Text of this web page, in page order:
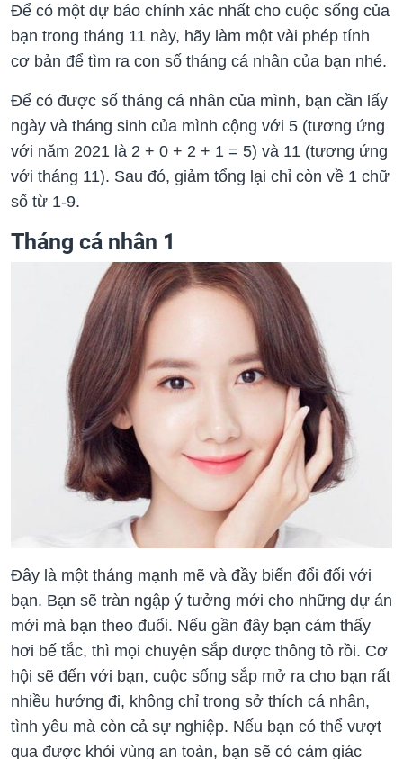
Để có một dự báo chính xác nhất cho cuộc sống của
bạn trong tháng 11 này, hãy làm một vài phép tính
cơ bản để tìm ra con số tháng cá nhân của bạn nhé.
Để có được số tháng cá nhân của mình, bạn cần lấy
ngày và tháng sinh của mình cộng với 5 (tương ứng
với năm 2021 là 2 + 0 + 2 + 1 = 5) và 11 (tương ứng
với tháng 11). Sau đó, giảm tổng lại chỉ còn về 1 chữ
số từ 1-9.
Tháng cá nhân 1
Đây là một tháng mạnh mẽ và đầy biến đổi đối với
bạn. Bạn sẽ tràn ngập ý tưởng mới cho những dự án
mới mà bạn theo đuổi. Nếu gần đây bạn cảm thấy
hơi bế tắc, thì mọi chuyện sắp được thông tỏ rồi. Cơ
hội sẽ đến với bạn, cuộc sống sắp mở ra cho bạn rất
nhiều hướng đi, không chỉ trong sở thích cá nhân,
tình yêu mà còn cả sự nghiệp. Nếu bạn có thể vượt
qua được khỏi vùng an toàn, bạn sẽ có cảm giác